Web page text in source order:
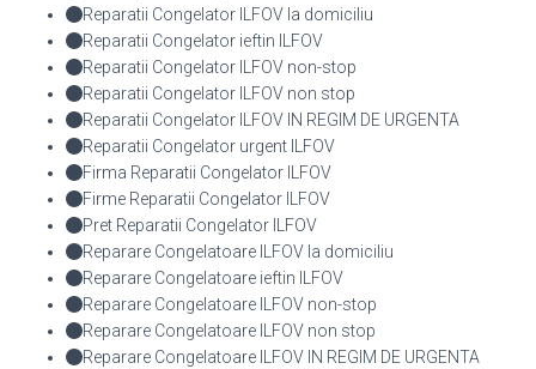
Reparatii Congelator ILFOV la domiciliu
Reparatii Congelator ieftin ILFOV
Reparatii Congelator ILFOV non-stop
Reparatii Congelator ILFOV non stop
Reparatii Congelator ILFOV IN REGIM DE URGENTA
Reparatii Congelator urgent ILFOV
Firma Reparatii Congelator ILFOV
Firme Reparatii Congelator ILFOV
Pret Reparatii Congelator ILFOV
Reparare Congelatoare ILFOV la domiciliu
Reparare Congelatoare ieftin ILFOV
Reparare Congelatoare ILFOV non-stop
Reparare Congelatoare ILFOV non stop
Reparare Congelatoare ILFOV IN REGIM DE URGENTA